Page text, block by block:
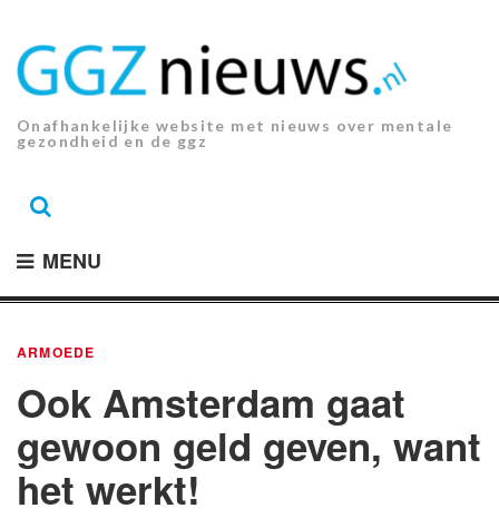
inhoud.
Onafhankelijke website met nieuws over mentale
gezondheid en de ggz
MENU
ARMOEDE
Ook Amsterdam gaat
gewoon geld geven, want
het werkt!